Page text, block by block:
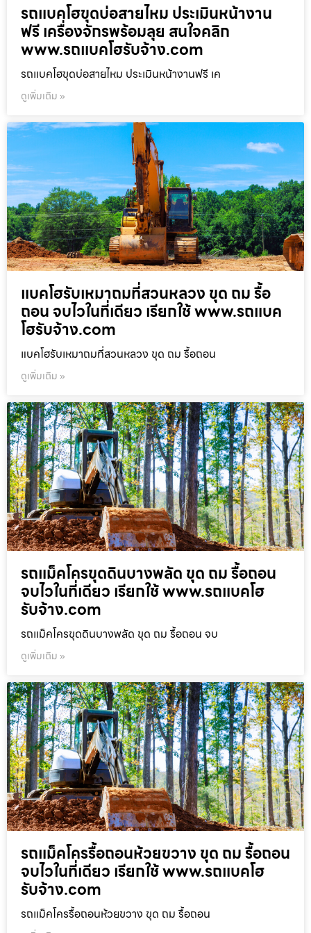
รถแบคโฮขุดบ่อสายไหม ประเมินหน้างาน
ฟรี เครื่องจักรพร้อมลุย สนใจคลิก
www.รถแบคโฮรับจ้าง.com
รถแบคโฮขุดบ่อสายไหม ประเมินหน้างานฟรี เค
ดูเพิ่มเติม »
แบคโฮรับเหมาถมที่สวนหลวง ขุด ถม รื้อ
ถอน จบไวในที่เดียว เรียกใช้ www.รถแบค
โฮรับจ้าง.com
แบคโฮรับเหมาถมที่สวนหลวง ขุด ถม รื้อถอน
ดูเพิ่มเติม »
รถแม็คโครขุดดินบางพลัด ขุด ถม รื้อถอน
จบไวในที่เดียว เรียกใช้ www.รถแบคโฮ
รับจ้าง.com
รถแม็คโครขุดดินบางพลัด ขุด ถม รื้อถอน จบ
ดูเพิ่มเติม »
รถแม็คโครรื้อถอนห้วยขวาง ขุด ถม รื้อถอน
จบไวในที่เดียว เรียกใช้ www.รถแบคโฮ
รับจ้าง.com
รถแม็คโครรื้อถอนห้วยขวาง ขุด ถม รื้อถอน